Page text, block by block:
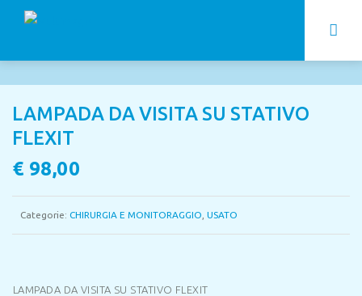
LAMPADA DA VISITA SU STATIVO
FLEXIT
€ 98,00
Categorie: CHIRURGIA E MONITORAGGIO USATO
LAMPADA DA VISITA SU STATIVO FLEXIT